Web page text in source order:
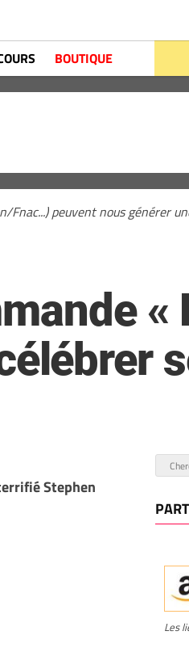
BOUTIQUE
Fnac...) peuvent nous générer
«
Stephen
Les